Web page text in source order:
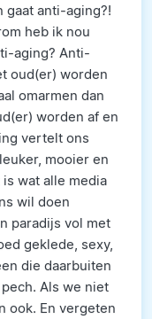
gaat anti-aging?!
heb ik nou
aging? Anti-
oud(er) worden
omarmen dan
worden af en
vertelt ons
mooier en
wat alle media
wil doen
paradijs vol met
geklede, sexy,
die daarbuiten
Als we niet
ook. En vergeten